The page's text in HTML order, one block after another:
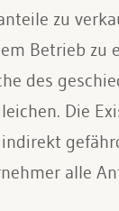
zu
Betrieb zu
des
Die
alle